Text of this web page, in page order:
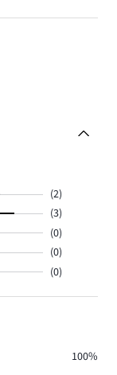
(2)
(3)
(0)
(0)
(0)
100%